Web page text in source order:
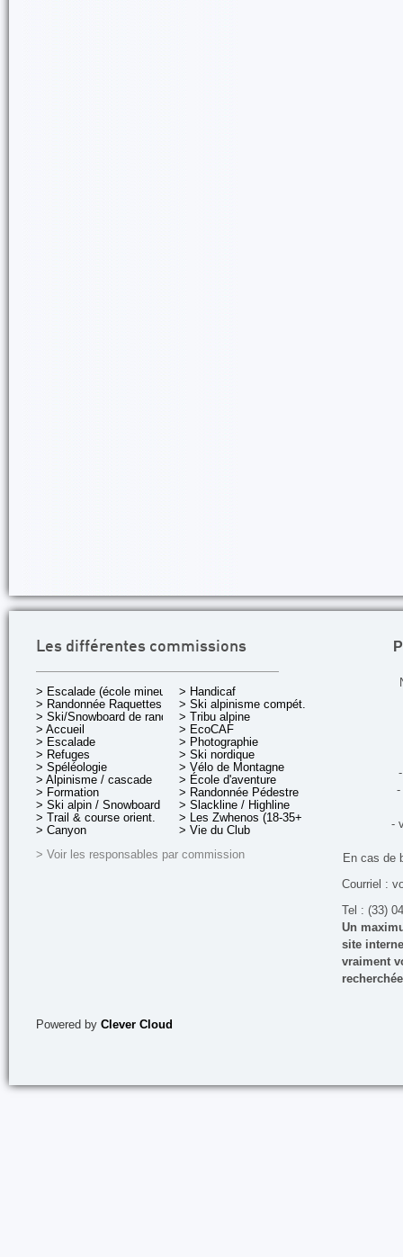
Les différentes commissions
> Escalade (école mineurs)
> Randonnée Raquettes
> Ski/Snowboard de rando.
> Accueil
> Escalade
> Refuges
> Spéléologie
> Alpinisme / cascade
> Formation
> Ski alpin / Snowboard
> Trail & course orient.
> Canyon
> Handicaf
> Ski alpinisme compét.
> Tribu alpine
> EcoCAF
> Photographie
> Ski nordique
> Vélo de Montagne
> École d'aventure
> Randonnée Pédestre
> Slackline / Highline
> Les Zwhenos (18-35+ ans)
> Vie du Club
> Voir les responsables par commission
-
-
En cas de
Courriel :
Tel : (33)
Un
site
vraiment
Powered by Clever Cloud